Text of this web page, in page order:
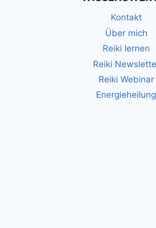
Kontakt
Über mich
Reiki lernen
Reiki
Reiki Webinar
Energieheilung